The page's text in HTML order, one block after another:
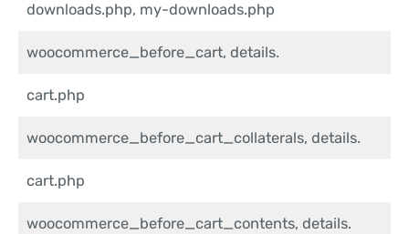
downloads.php, my-downloads.php
woocommerce_before_cart, details.
cart.php
woocommerce_before_cart_collaterals, details.
cart.php
woocommerce_before_cart_contents, details.